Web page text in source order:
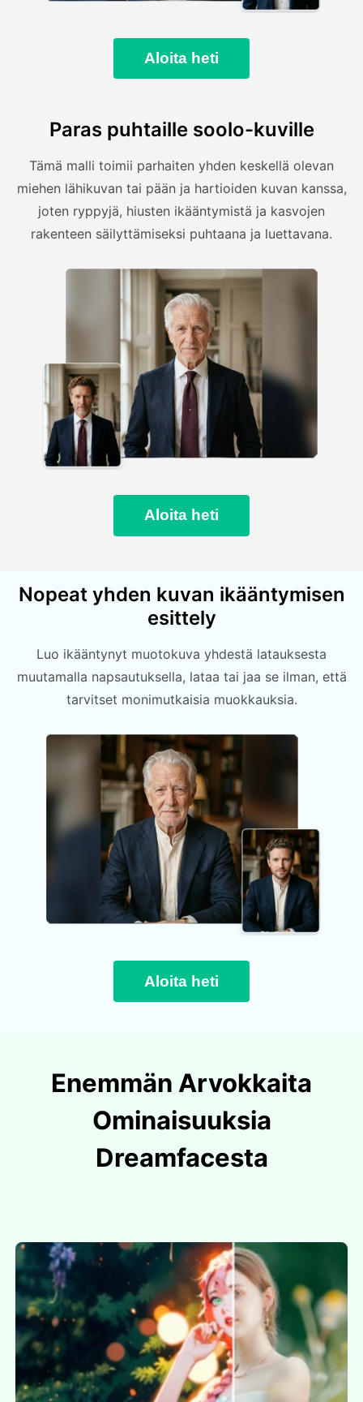
Aloita heti
Paras puhtaille soolo-kuville
Tämä malli toimii parhaiten yhden keskellä olevan
miehen lähikuvan tai pään ja hartioiden kuvan kanssa,
joten ryppyjä, hiusten ikääntymistä ja kasvojen
rakenteen säilyttämiseksi puhtaana ja luettavana.
Aloita heti
Nopeat yhden kuvan ikääntymisen
esittely
Luo ikääntynyt muotokuva yhdestä latauksesta
muutamalla napsautuksella, lataa tai jaa se ilman, että
tarvitset monimutkaisia muokkauksia.
Aloita heti
Enemmän Arvokkaita
Ominaisuuksia
Dreamfacesta